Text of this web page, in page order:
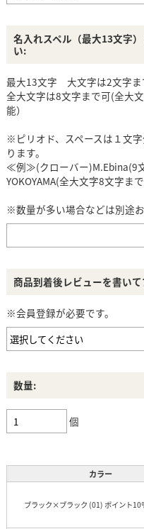
名入れスペル（最大13文字
い:
最大13文字 大文字は2文字ま
全大文字は8文字まで可(全大
能）
※ピリオド、スペースは１文
ります。
≪例≫(クローバー)M.Ebina(9文
YOKOYAMA(全大文字8文字ま
※数量が多い場合などは別途
商品到着後レビューを書い
※会員登録が必要です。
数量:
個
カラー
ブラック×ブラック (01) ポイント10